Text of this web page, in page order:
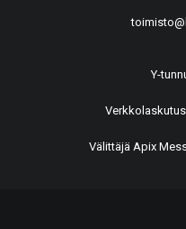
Y-
Välittäjä Apix